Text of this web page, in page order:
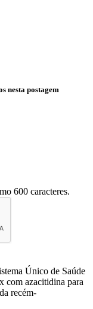
nesta postagem
600 caracteres.
Único de Saúde
com azacitidina para
recém-